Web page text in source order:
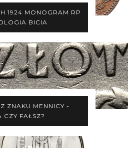
1924 MONOGRAM RP
BICIA
ZNAKU MENNICY -
CZY FAŁSZ?